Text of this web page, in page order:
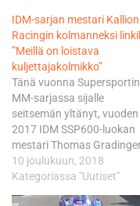
IDM-sarjan mestari Kallion
Racingin kolmanneksi
”Meillä on loistava
kuljettajakolmikko”
Tänä vuonna Supersportin
MM-sarjassa sijalle
seitsemän yltänyt, vuoden
2017 IDM SSP600-luokan
mestari Thomas
tulee kisaamaan ensi
kaudella Yamahan
Kallio Racingin väreissä.
10 joulukuun, 2018
Kategoriassa "Uutiset"